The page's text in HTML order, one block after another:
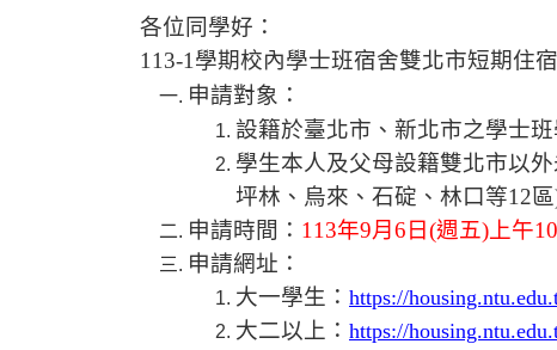
各位同學好：
113-1 學期校內學士班宿舍雙北市短期住
申請對象：
設籍於臺北市、新北市之學士班
學生本人及父母設籍雙北市以
坪林、烏來、石碇、林口等12區
申請時間： 113年9月 6 日 (週五) 上午10
申請網址：
大一學生： https://
大二以上： https://